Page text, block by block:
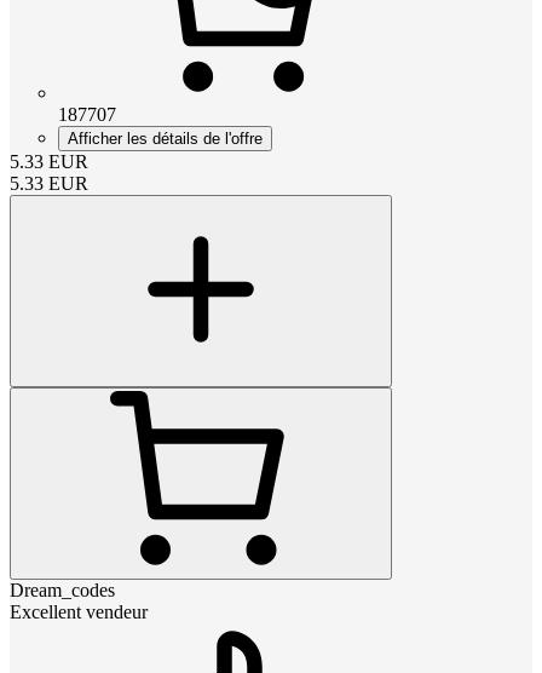
187707
Afficher les détails de l'offre
5.33 EUR
5.33 EUR
Dream_codes
Excellent vendeur